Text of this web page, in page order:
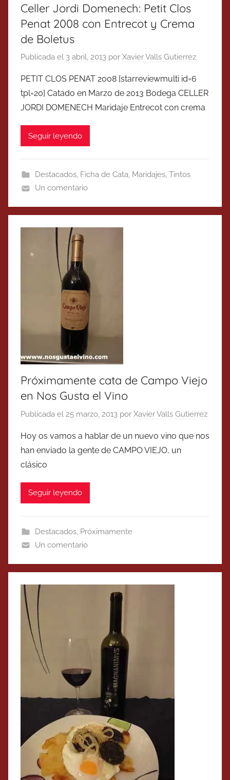
Celler Jordi Domenech: Petit Clos
Penat 2008 con Entrecot y Crema
de Boletus
Publicada el 3 abril, 2013 por Xavier Valls Gutierrez
PETIT CLOS PENAT 2008 [starreviewmulti id=6
tpl=20] Catado en Marzo de 2013 Bodega CELLER
JORDI DOMENECH Maridaje Entrecot con crema
Seguir leyendo
Destacados, Ficha de Cata, Maridajes, Tintos
Un comentario
Próximamente cata de Campo Viejo
en Nos Gusta el Vino
Publicada el 25 marzo, 2013 por Xavier Valls Gutierrez
Hoy os vamos a hablar de un nuevo vino que nos
han enviado la gente de CAMPO VIEJO, un
clásico
Seguir leyendo
Destacados, Próximamente
Un comentario